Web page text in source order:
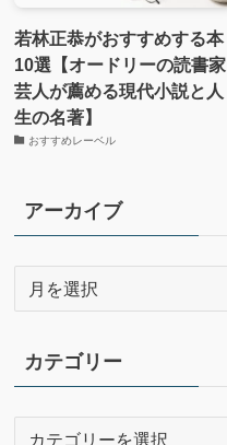
若林正恭がおすすめする本
10選【オードリーの読書家
芸人が薦める現代小説と人
生の名著】
おすすめレーベル
アーカイブ
イ
ブ
カテゴリー